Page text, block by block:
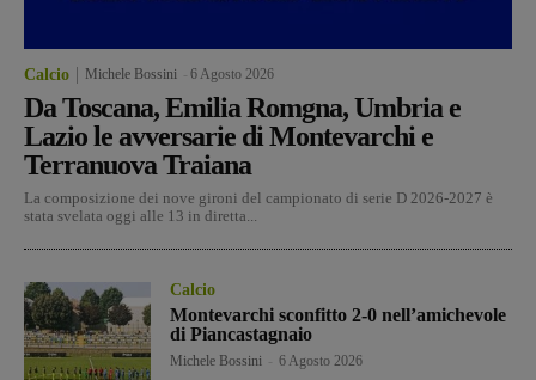
Calcio Michele Bossini 6 Agosto 2026
Da Toscana, Emilia Romgna, Umbria e
Lazio le avversarie di Montevarchi e
Terranuova Traiana
La composizione dei nove gironi del campionato di serie D 2026-2027 è
stata svelata oggi alle 13 in diretta...
Calcio
Montevarchi sconfitto 2-0 nell’amichevole
di Piancastagnaio
Michele Bossini 6 Agosto 2026